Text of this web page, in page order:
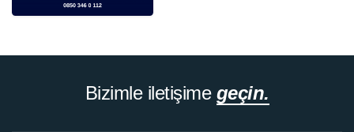
Bizimle iletişime geçin.